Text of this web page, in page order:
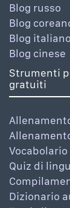
Blog russo
Blog
Blog italiano
Blog cinese
Strumenti
gratuiti
Quiz di
Dizionario